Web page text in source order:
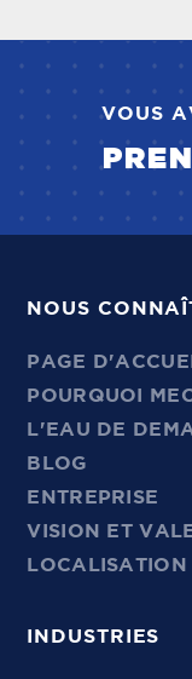
VOUS
NOUS
PAGE
POURQUOI
L'EAU DE
BLOG
ENTREPRISE
VISION ET
LOCALISATION
INDUSTRIES